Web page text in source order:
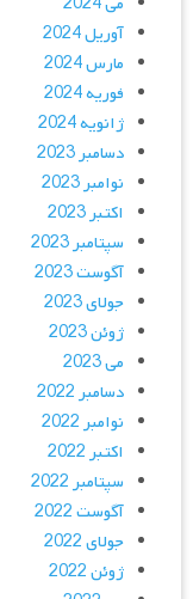
آوریل 2024
مارس 2024
فوریه 2024
ژانویه 2024
دسامبر 2023
نوامبر 2023
اکتبر 2023
سپتامبر 2023
آگوست 2023
جولای 2023
ژوئن 2023
می 2023
دسامبر 2022
نوامبر 2022
اکتبر 2022
سپتامبر 2022
آگوست 2022
جولای 2022
ژوئن 2022